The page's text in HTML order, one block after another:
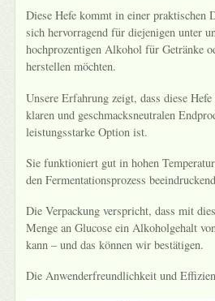
Diese Hefe kommt in einer praktischen
sich hervorragend für diejenigen unter
hochprozentigen Alkohol für Getränke
herstellen möchten.
Unsere Erfahrung zeigt, dass diese
klaren und geschmacksneutralen
leistungsstarke Option ist.
Sie funktioniert gut in hohen
den Fermentationsprozess
Die Verpackung verspricht, dass mit
Menge an Glucose ein Alkoholgehalt
kann – und das können wir bestätigen.
Die Anwenderfreundlichkeit und